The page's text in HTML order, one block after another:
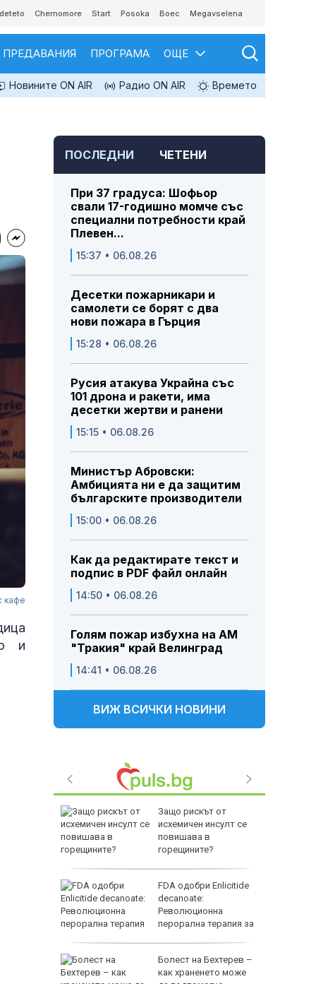
Chernomore Start Posoka Boec Megavselena
ПРЕДАВАНИЯ ПРОГРАМА ОЩЕ
Новините ON AIR Радио ON AIR Времето
кафе
и
ПОСЛЕДНИ ЧЕТЕНИ
При 37 градуса: Шофьор
свали 17-годишно момче със
специални потребности край
Плевен...
15:37 • 06.08.26
Десетки пожарникари и
самолети се борят с два
нови пожара в Гърция
15:28 • 06.08.26
Русия атакува Украйна със
101 дрона и ракети, има
десетки жертви и ранени
15:15 • 06.08.26
Министър Абровски:
Амбицията ни е да защитим
българските производители
15:00 • 06.08.26
Как да редактирате текст и
подпис в PDF файл онлайн
14:50 • 06.08.26
Голям пожар избухна на АМ
"Тракия" край Велинград
14:41 • 06.08.26
ВИЖ ВСИЧКИ НОВИНИ
Защо рискът от
исхемичен инсулт се
повишава в
горещините?
FDA одобри Еnlicitide
decanoate:
Революционна
перорална терапия за
Болест на Бехтерев –
как храненето може